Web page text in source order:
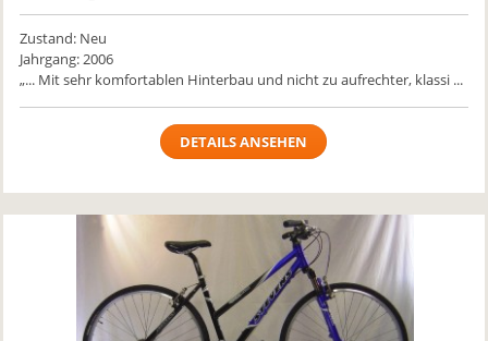
Zustand: Neu
Jahrgang: 2006
„... Mit sehr komfortablen Hinterbau und nicht zu aufrechter, klassi ...
DETAILS ANSEHEN